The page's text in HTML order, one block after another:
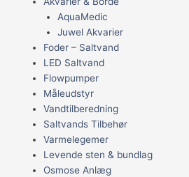
AquaMedic
Juwel Akvarier
Foder – Saltvand
LED Saltvand
Flowpumper
Måleudstyr
Vandtilberedning
Saltvands Tilbehør
Varmelegemer
Levende sten & bundlag
Osmose Anlæg